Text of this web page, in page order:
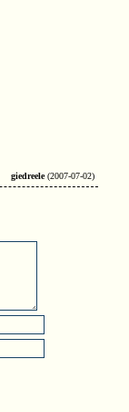
giedreele(2007-07-02)